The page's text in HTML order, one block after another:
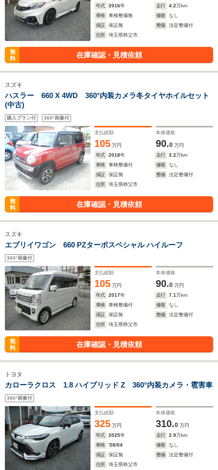
年式
2016年 走行 4.2万km
車検
車検整備無 修復
なし
保証
保証無 整備
法定整備付
住所
埼玉県秩父市
無
料
在庫確認・見積依頼
スズキ
ハスラー 660 X 4WD 360°内装カメラ冬タイヤホイルセット
(中古)
購入プラン付 360°画像付
支払総額
105 万円
本体価格
90.0 万円
年式
2018年 走行 3.2万km
車検
車検整備付 修復
なし
保証
保証無 整備
法定整備付
住所
埼玉県秩父市
無
料
在庫確認・見積依頼
スズキ
エブリイワゴン 660 PZターボスペシャル ハイルーフ
360°画像付
支払総額
105 万円
本体価格
90.0 万円
年式
2017年 走行 7.1万km
車検
車検整備付 修復
なし
保証
保証無 整備
法定整備付
住所
埼玉県秩父市
無
料
在庫確認・見積依頼
トヨタ
カローラクロス 1.8 ハイブリッド Z 360°内装カメラ・雹害車
360°画像付
支払総額
325 万円
本体価格
310.0 万円
年式
2025年 走行 2.9万km
車検
'28/04 修復
なし
保証
保証無 整備
法定整備付
住所
埼玉県秩父市